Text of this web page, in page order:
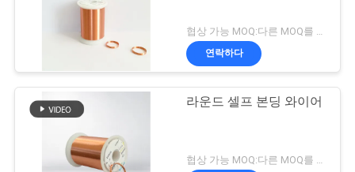
협상 가능 MOQ:다른 MOQ를 가진 다른 유형
연락하다
라운드 셀프 본딩 와이어